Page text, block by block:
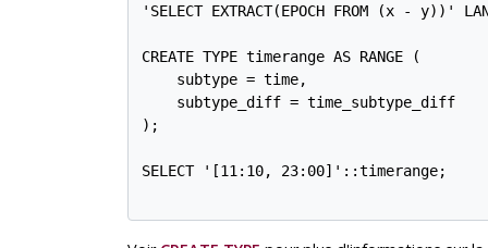
'SELECT EXTRACT(EPOCH FROM (x - y))'
CREATE TYPE timerange AS RANGE (
    subtype = time,
    subtype_diff = time_subtype_diff
);
SELECT '[11:10, 23:00]'::timerange;